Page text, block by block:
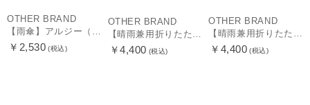
OTHER BRAND
￥2,530 (税込)
OTHER BRAND
￥4,400 (税込)
OTHER BRAND
￥4,400 (税込)